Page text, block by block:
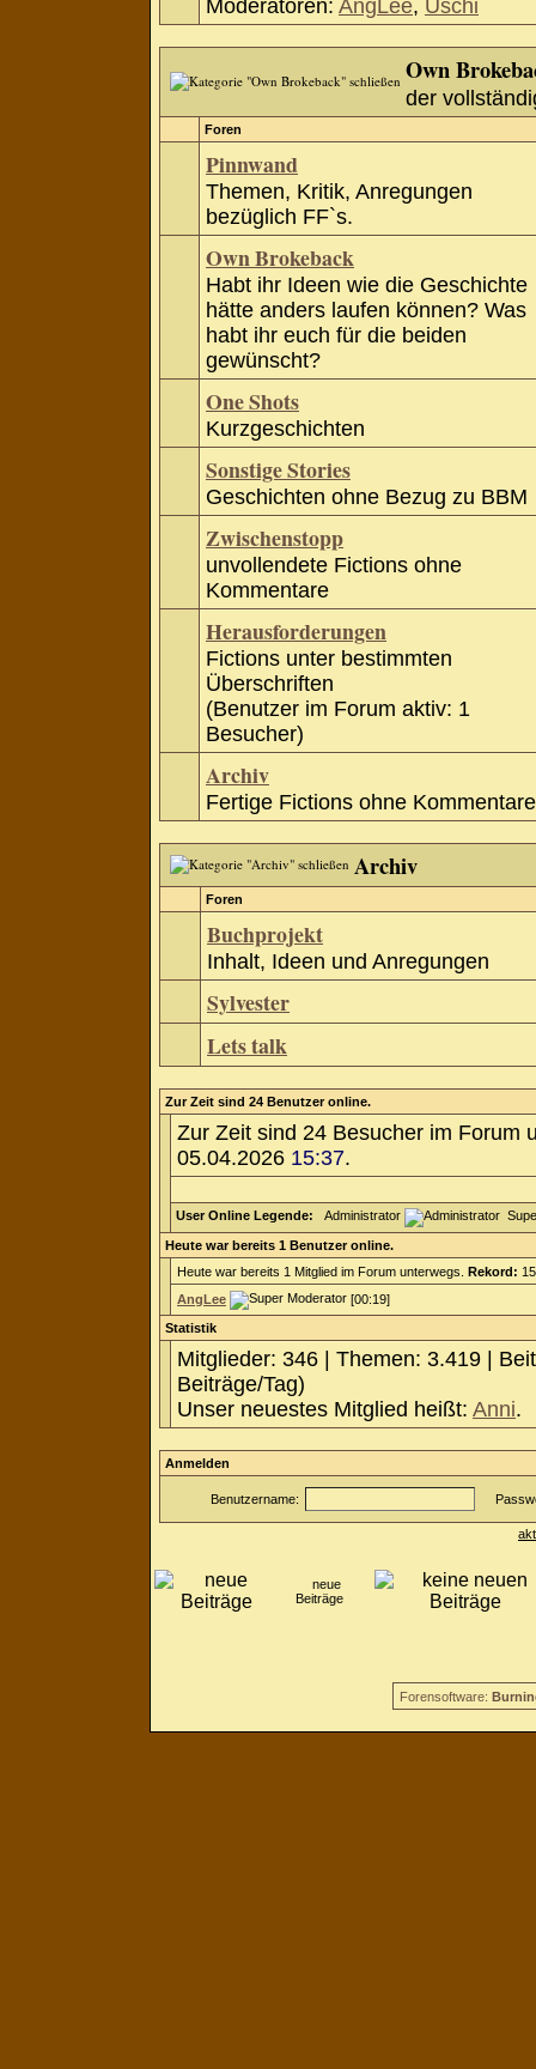
Moderatoren: AngLee, Uschi
Own
der
Foren
Pinnwand
Themen, Kritik, Anregungen
bezüglich FF`s.
Own Brokeback
Habt ihr Ideen wie die Geschichte
hätte anders laufen können? Was
habt ihr euch für die beiden
gewünscht?
One Shots
Kurzgeschichten
Sonstige Stories
Geschichten ohne Bezug zu BBM
Zwischenstopp
unvollendete Fictions ohne
Kommentare
Herausforderungen
Fictions unter bestimmten
Überschriften
(Benutzer im Forum aktiv: 1
Besucher)
Archiv
Fertige Fictions ohne Kommentare
Archiv
Foren
Buchprojekt
Inhalt, Ideen und Anregungen
Sylvester
Lets talk
Zur Zeit sind 24 Benutzer online.
Zur Zeit sind 24 Besucher im Forum
05.04.2026 15:37.
User Online Legende: Administrator
Heute war bereits 1 Benutzer online.
Heute war bereits 1 Mitglied im Forum unterwegs. Rekord:
AngLee
[00:19]
Statistik
Mitglieder: 346 | Themen: 3.419 |
Beiträge/Tag)
Unser neuestes Mitglied heißt: Anni.
Anmelden
Benutzername:
neue
Beiträge
Forensoftware: